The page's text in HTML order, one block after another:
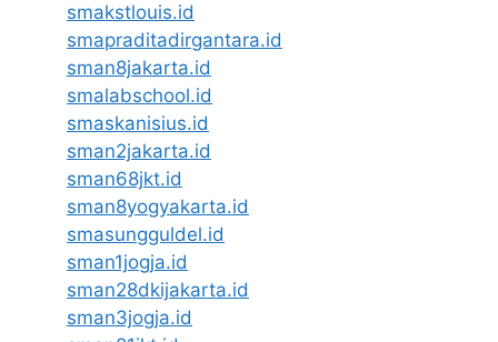
smakstlouis.id
smapraditadirgantara.id
sman8jakarta.id
smalabschool.id
smaskanisius.id
sman2jakarta.id
sman68jkt.id
sman8yogyakarta.id
smasungguldel.id
sman1jogja.id
sman28dkijakarta.id
sman3jogja.id